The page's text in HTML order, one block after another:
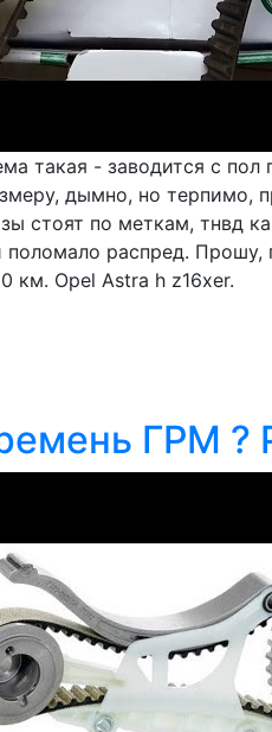
такая - заводится с
дымно, но
стоят по меткам, тнвд
поломало распред.
км. Opel Astra h z16xer.
ГРМ